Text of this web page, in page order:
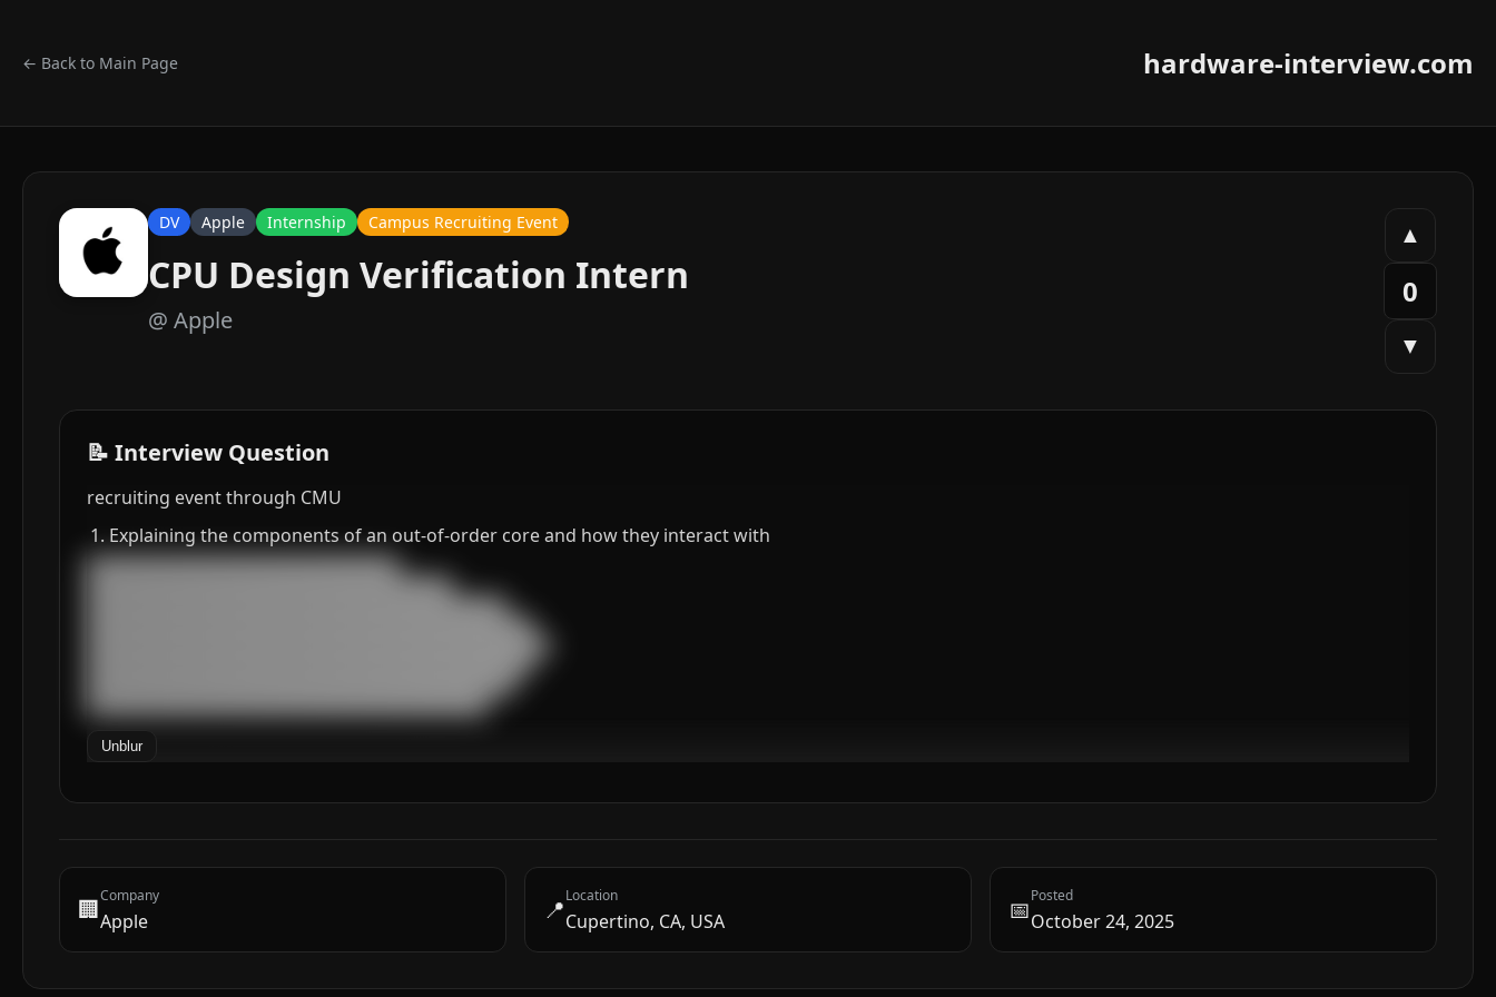
← Back to Main Page hardware-interview.com
DV Apple Internship Campus Recruiting Event
CPU Design Verification Intern
@ Apple
▲
0
▼
📝 Interview Question
recruiting event through CMU
Explaining the components of an out-of-order core and how they interact with
███████████████████████████████████
█████████████████████████████████████████
███████████████████████████████████████████████
██████████████████████████████████████████████████
██████████████████████████████████████████████████
████████████████████████████████████████████████
█████████████████████████████████████████████
Unblur
🏢Company
Apple 📍Location
Cupertino, CA, USA 📅Posted
October 24, 2025